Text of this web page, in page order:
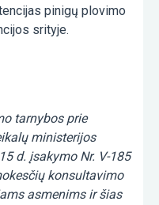
pinigų plovimo
srityje.
tarnybos prie
ministerijos
d. įsakymo Nr. V-185
konsultavimo
asmenims ir šias